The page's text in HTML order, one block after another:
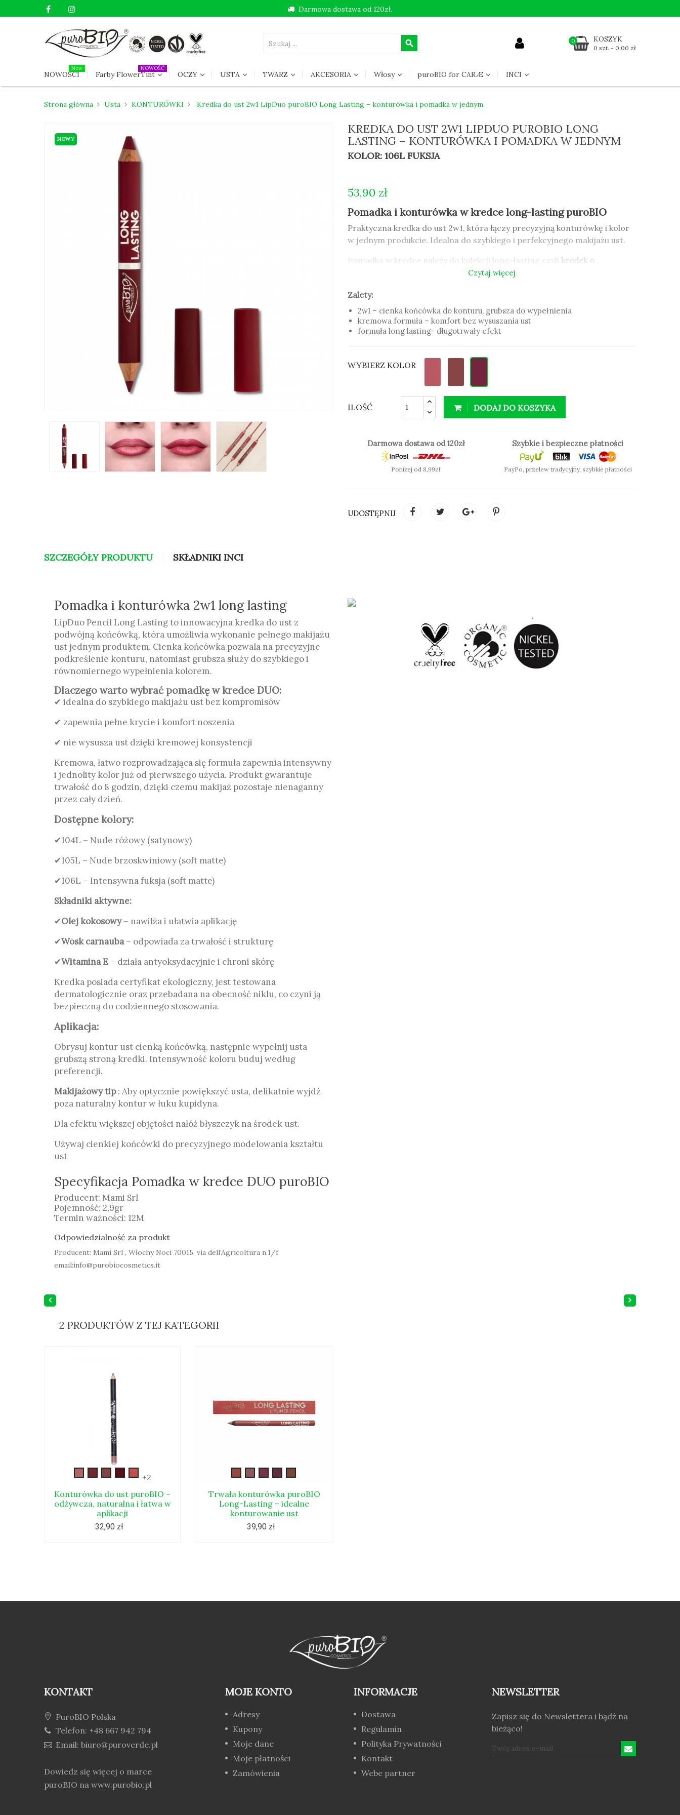
search KOSZYK
0 szt. - 0,00 zł
0
NOWOŚCI
New
Farby FlowerTint
NOWOŚĆ
OCZY USTA TWARZ AKCESORIA Włosy puroBIO for CARÆ INCI
Darmowa dostawa od 120zł.
Strona główna Usta KONTURÓWKI Kredka do ust 2w1 LipDuo puroBIO Long Lasting – konturówka i pomadka w jednym
NOWY
KREDKA DO UST 2W1 LIPDUO PUROBIO LONG
LASTING – KONTURÓWKA I POMADKA W JEDNYM
KOLOR: 106L FUKSJA
53,90 zł
Pomadka i konturówka w kredce long-lasting puroBIO
Praktyczna kredka do ust 2w1, która łączy precyzyjną konturówkę i kolor
w jednym produkcie. Idealna do szybkiego i perfekcyjnego makijażu ust.
Pomadka w kredce należy do kolekcji long-lasting czyli kredek o
, co sprawia, żemakijaż jest trwały
2w1 – cienka końcówka do konturu, grubsza do wypełnienia
kremowa formuła – komfort bez wysuszania ust
Czytaj więcej
Zalety:
2w1 – cienka końcówka do konturu, grubsza do wypełnienia
kremowa formuła – komfort bez wysuszania ust
formuła long lasting- długotrwały efekt
WYBIERZ KOLOR
ILOŚĆ DODAJ DO KOSZYKA
Darmowa dostawa od 120zł
Poniżej od 8,99zł
Szybkie i bezpieczne płatności
PayPo, przelew tradycyjny, szybkie płatności
UDOSTĘPNIJ
SZCZEGÓŁY PRODUKTU SKŁADNIKI INCI
Pomadka i konturówka 2w1 long lasting
LipDuo Pencil Long Lasting to innowacyjna kredka do ust z
podwójną końcówką, która umożliwia wykonanie pełnego makijażu
ust jednym produktem. Cienka końcówka pozwala na precyzyjne
podkreślenie konturu, natomiast grubsza służy do szybkiego i
równomiernego wypełnienia kolorem.
Dlaczego warto wybrać pomadkę w kredce DUO:
✔ idealna do szybkiego makijażu ust bez kompromisów
✔ zapewnia pełne krycie i komfort noszenia
✔ nie wysusza ust dzięki kremowej konsystencji
Kremowa, łatwo rozprowadzająca się formuła zapewnia intensywny
i jednolity kolor już od pierwszego użycia. Produkt gwarantuje
trwałość do 8 godzin, dzięki czemu makijaż pozostaje nienaganny
przez cały dzień.
Dostępne kolory:
✔104L – Nude różowy (satynowy)
✔105L – Nude brzoskwiniowy (soft matte)
✔106L – Intensywna fuksja (soft matte)
Składniki aktywne:
✔Olej kokosowy– nawilża i ułatwia aplikację
✔Wosk carnauba– odpowiada za trwałość i strukturę
✔Witamina E – działa antyoksydacyjnie i chroni skórę
Kredka posiada certyfikat ekologiczny, jest testowana
dermatologicznie oraz przebadana na obecność niklu, co czyni ją
bezpieczną do codziennego stosowania.
Aplikacja:
Obrysuj kontur ust cienką końcówką, następnie wypełnij usta
grubszą stroną kredki. Intensywność koloru buduj według
preferencji.
Makijażowy tip: Aby optycznie powiększyć usta, delikatnie wyjdź
poza naturalny kontur w łuku kupidyna.
Dla efektu większej objętości nałóż błyszczyk na środek ust.
Używaj cienkiej końcówki do precyzyjnego modelowania kształtu
ust
Specyfikacja Pomadka w kredce DUO puroBIO
Producent: Mami Srl
Pojemność: 2,9gr
Termin ważności: 12M
Odpowiedzialność za produkt
Producent: Mami Srl , Włochy Noci 70015, via dell’Agricoltura n.1/f
email:info@purobiocosmetics.it
2 PRODUKTÓW Z TEJ KATEGORII
Kont_50
Kont_51
+2
Konturówka do ust puroBIO –
odżywcza, naturalna i łatwa w
aplikacji
32,90 zł
Trwała konturówka puroBIO
Long-Lasting – idealne
konturowanie ust
39,90 zł
KONTAKT
PuroBIO Polska
Telefon: +48 667 942 794
Email: biuro@puroverde.pl
Dowiedz się więcej o marce
puroBIO na www.purobio.pl
MOJE KONTO
Adresy
Kupony
Moje dane
Moje płatności
Zamówienia
INFORMACJE
Dostawa
Regulamin
Polityka Prywatności
Kontakt
Webe partner
NEWSLETTER
Zapisz się do Newslettera i bądź na
bieżąco!